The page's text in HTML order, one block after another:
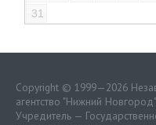
31
Copyright © 1999—2026
агентство "Нижний
Учредитель —